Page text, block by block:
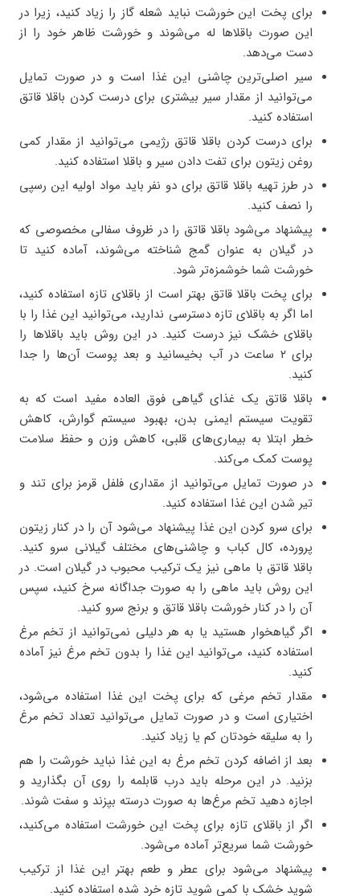
برای پخت این خورشت نباید شعله گاز را زیاد کنید، زیرا در
این صورت باقلاها له می‌شوند و خورشت ظاهر خود را از
دست می‌دهد.
سیر اصلی‌ترین چاشنی این غذا است و در صورت تمایل
می‌توانید از مقدار سیر بیشتری برای درست کردن باقلا قاتق
استفاده کنید.
برای درست کردن باقلا قاتق رژیمی می‌توانید از مقدار کمی
روغن زیتون برای تفت دادن سیر و باقلا استفاده کنید.
در طرز تهیه باقلا قاتق برای دو نفر باید مواد اولیه این رسپی
را نصف کنید.
پیشنهاد می‌شود باقلا قاتق را در ظروف سفالی مخصوصی که
در گیلان به عنوان گمج شناخته می‌شوند، آماده کنید تا
خورشت شما خوشمزه‌تر شود.
برای پخت باقلا قاتق بهتر است از باقلای تازه استفاده کنید،
اما اگر به باقلای تازه دسترسی ندارید، می‌توانید این غذا را با
باقلای خشک نیز درست کنید. در این روش باید باقلاها را
برای ۲ ساعت در آب بخیسانید و بعد پوست آن‌ها را جدا
کنید.
باقلا قاتق یک غذای گیاهی فوق العاده مفید است که به
تقویت سیستم ایمنی بدن، بهبود سیستم گوارش، کاهش
خطر ابتلا به بیماری‌های قلبی، کاهش وزن و حفظ سلامت
پوست کمک می‌کند.
در صورت تمایل می‌توانید از مقداری فلفل قرمز برای تند و
تیر شدن این غذا استفاده کنید.
برای سرو کردن این غذا پیشنهاد می‌شود آن را در کنار زیتون
پرورده، کال کباب و چاشنی‌های مختلف گیلانی سرو کنید.
باقلا قاتق با ماهی نیز یک ترکیب محبوب در گیلان است. در
این روش باید ماهی را به صورت جداگانه سرخ کنید، سپس
آن را در کنار خورشت باقلا قاتق و برنج سرو کنید.
اگر گیاهخوار هستید یا به هر دلیلی نمی‌توانید از تخم مرغ
استفاده کنید، می‌توانید این غذا را بدون تخم مرغ نیز آماده
کنید.
مقدار تخم مرغی که برای پخت این غذا استفاده می‌شود،
اختیاری است و در صورت تمایل می‌توانید تعداد تخم مرغ
را به سلیقه خودتان کم یا زیاد کنید.
بعد از اضافه کردن تخم مرغ به این غذا نباید خورشت را هم
بزنید. در این مرحله باید درب قابلمه را روی آن بگذارید و
اجازه دهید تخم مرغ‌ها به صورت درسته بپزند و سفت شوند.
اگر از باقلای تازه برای پخت این خورشت استفاده می‌کنید،
خورشت شما سریع‌تر آماده می‌شود.
پیشنهاد می‌شود برای عطر و طعم بهتر این غذا از ترکیب
شوید خشک با کمی شوید تازه خرد شده استفاده کنید.